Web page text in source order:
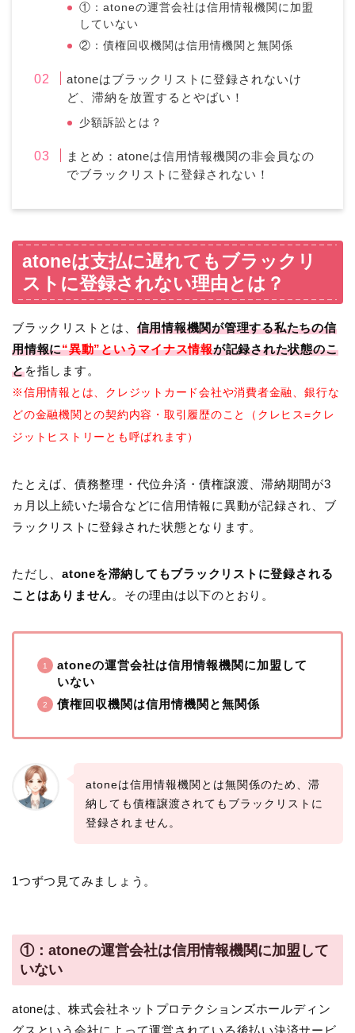
①：atoneの運営会社は信用情報機関に加盟
していない
②：債権回収機関は信用情機関と無関係
atoneはブラックリストに登録されないけ
ど、滞納を放置するとやばい！
少額訴訟とは？
まとめ：atoneは信用情報機関の非会員なの
でブラックリストに登録されない！
atoneは支払に遅れてもブラックリ
ストに登録されない理由とは？
ブラックリストとは、 信用情報機関が管理する私たちの信
用情報に“異動”というマイナス情報が記録された状態のこ
とを指します。
※信用情報とは、クレジットカード会社や消費者金融、銀行な
どの金融機関との契約内容・取引履歴のこと（クレヒス=クレ
ジットヒストリーとも呼ばれます）
たとえば、債務整理・代位弁済・債権譲渡、滞納期間が3
ヵ月以上続いた場合などに信用情報に異動が記録され、ブ
ラックリストに登録された状態となります。
ただし、atoneを滞納してもブラックリストに登録される
ことはありません。その理由は以下のとおり。
atoneの運営会社は信用情報機関に加盟して
いない
債権回収機関は信用情機関と無関係
atoneは信用情報機関とは無関係のため、滞
納しても債権譲渡されてもブラックリストに
登録されません。
1つずつ見てみましょう。
①：atoneの運営会社は信用情報機関に加盟して
いない
atoneは、株式会社ネットプロテクションズホールディン